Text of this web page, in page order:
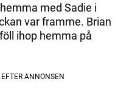
med Sadie i
var framme. Brian
ihop hemma på